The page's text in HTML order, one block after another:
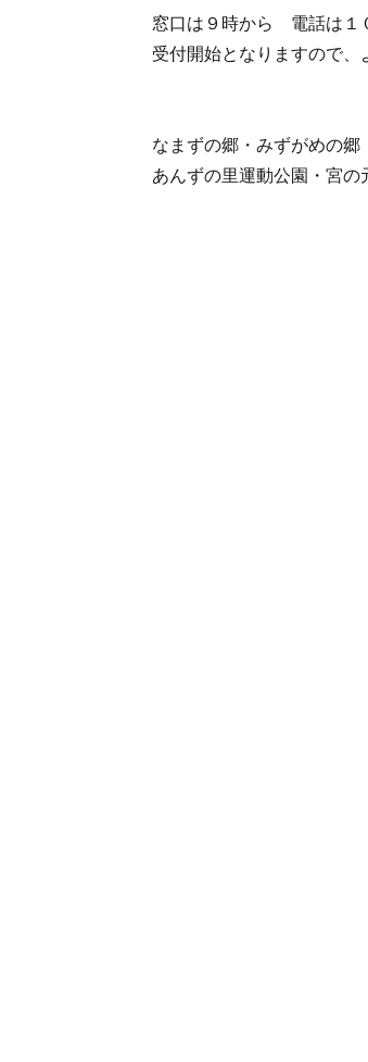
窓口は９時から 電話は１
受付開始となりますので、
なまずの郷・みずがめの
あんずの里運動公園・宮